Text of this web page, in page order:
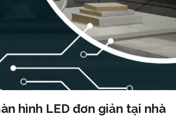
hình LED đơn giản tại nhà